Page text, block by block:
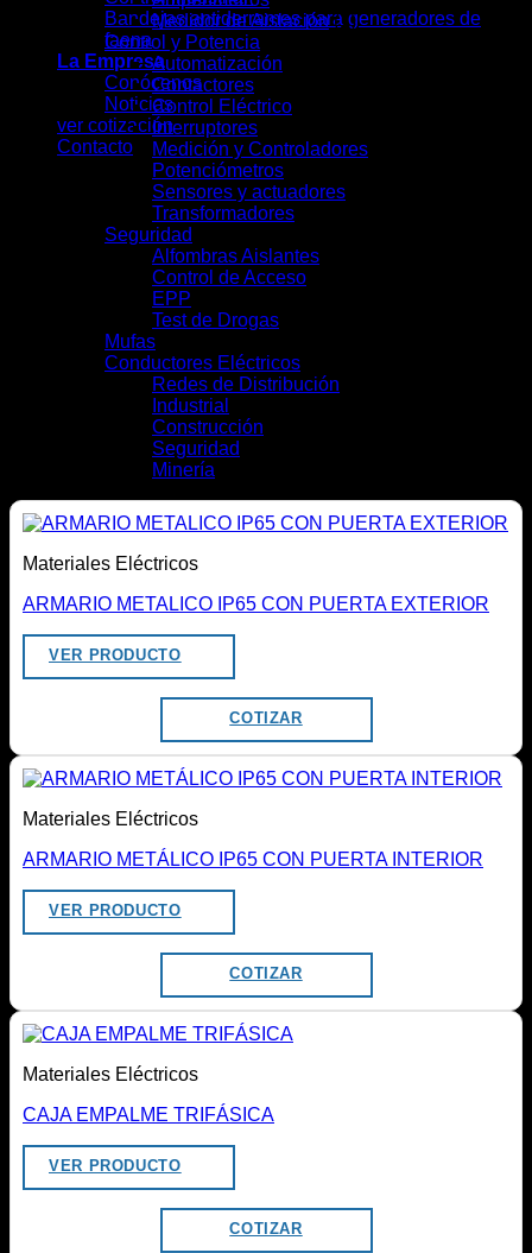
Bandejas antiderrames para generadores de
faena
La Empresa
Conócenos
Noticias
ver cotización
Contacto
Medidor de Aislación (1)
Control y Potencia
Automatización
Contactores
Control Eléctrico
Interruptores
Medición y Controladores
Potenciómetros
Sensores y actuadores
Transformadores
Seguridad
Alfombras Aislantes
Control de Acceso
EPP
Test de Drogas
Mufas
Conductores Eléctricos
Redes de Distribución
Industrial
Construcción
Seguridad
Minería
Materiales Eléctricos
ARMARIO METALICO IP65 CON PUERTA EXTERIOR
VER PRODUCTO
COTIZAR
Materiales Eléctricos
ARMARIO METÁLICO IP65 CON PUERTA INTERIOR
VER PRODUCTO
COTIZAR
Materiales Eléctricos
CAJA EMPALME TRIFÁSICA
VER PRODUCTO
COTIZAR